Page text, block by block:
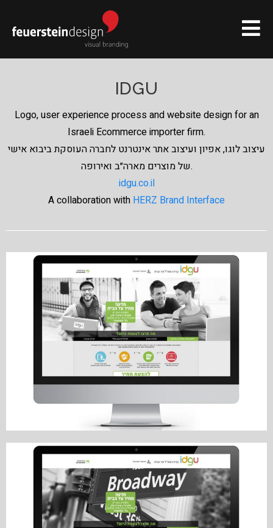
IDGU
Logo, user experience process and website design for an
Israeli Ecommerce importer firm.
עיצוב לוגו, אפיון ועיצוב אתר אינטרנט לחברה העוסקת ביבוא אישי
של מוצרים מארה״ב ואירופה.
idgu.co.il
A collaboration with HERZ Brand Interface